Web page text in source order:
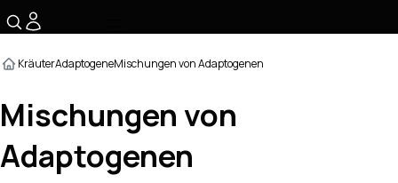
KräuterAdaptogeneMischungen von Adaptogenen
Mischungen von
Adaptogenen